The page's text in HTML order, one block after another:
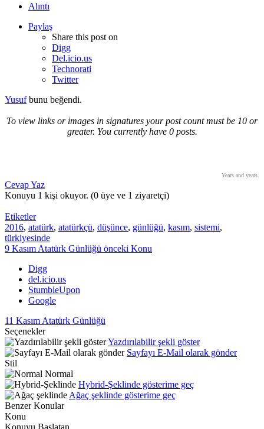
Alıntı
Paylaş
Share this post on
Digg
Del.icio.us
Technorati
Twitter
Yusufbunu beğendi.
To view links or images in signatures your post count must be 10 or
greater. You currently have 0 posts.
Years and years.
Cevap Yaz
Konuyu 1 kişi okuyor. (0 üye ve 1 ziyaretçi)
Etiketler
2016, atatürk, atatürkçü, düşünce, günlüğü, kasım, sistemi,
türkiyesinde
9 Kasım Atatürk Günlüğü önceki Konu
Digg
del.icio.us
StumbleUpon
Google
11 Kasım Atatürk Günlüğü
Seçenekler
Yazdırılabilir şekli göster
Sayfayı E-Mail olarak gönder
Stil
Normal
Hybrid-Şeklinde gösterime geç
Ağaç şeklinde gösterime geç
Benzer Konular
Konu